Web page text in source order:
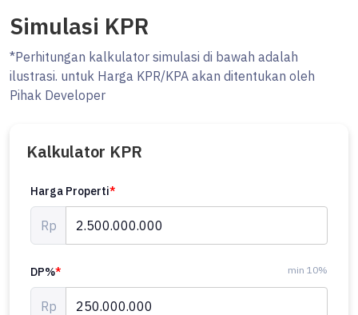
Simulasi KPR
*Perhitungan kalkulator simulasi di bawah adalah
ilustrasi. untuk Harga KPR/KPA akan ditentukan oleh
Pihak Developer
Kalkulator KPR
Harga Properti*
Rp
DP%* min 10%
Rp